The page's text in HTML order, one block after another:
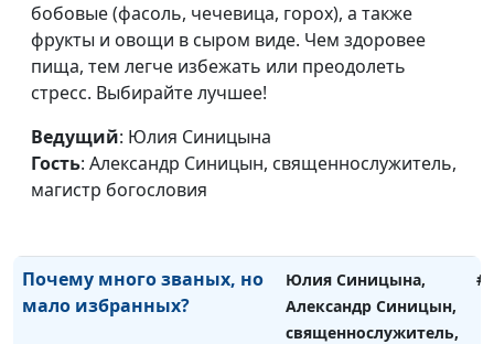
бобовые (фасоль, чечевица, горох), а также
фрукты и овощи в сыром виде. Чем здоровее
пища, тем легче избежать или преодолеть
стресс. Выбирайте лучшее!
Ведущий: Юлия Синицына
Гость: Александр Синицын, священнослужитель,
магистр богословия
Причта о блудном сыне
Юлия Синицына,
Александр Синицын,
священнослужитель,
Заблудшая овца и
потерянная драхма
Юлия Синицына,
Александр Синицын,
Почему много званых, но
мало избранных?
Юлия Синицына,
Александр Синицын,
священнослужитель,